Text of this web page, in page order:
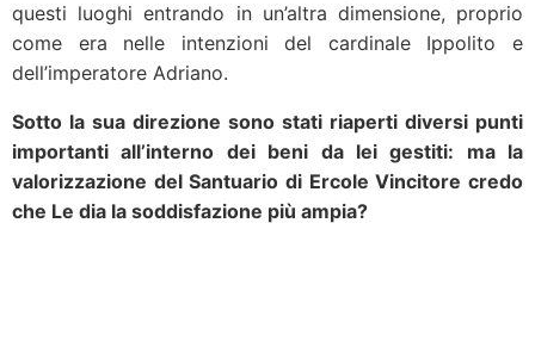
questi luoghi entrando in un’altra dimensione, proprio
come era nelle intenzioni del cardinale Ippolito e
dell’imperatore Adriano.
Sotto la sua direzione sono stati riaperti diversi punti
importanti all’interno dei beni da lei gestiti: ma la
valorizzazione del Santuario di Ercole Vincitore credo
che Le dia la soddisfazione più ampia?